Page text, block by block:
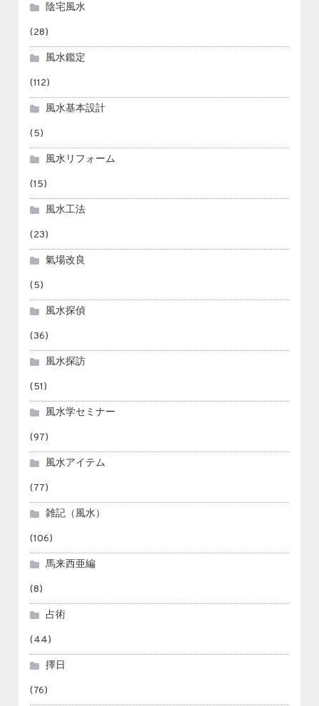
陰宅風水
(28)
風水鑑定
(112)
風水基本設計
(5)
風水リフォーム
(15)
風水工法
(23)
氣場改良
(5)
風水探偵
(36)
風水探訪
(51)
風水学セミナー
(97)
風水アイテム
(77)
雑記（風水）
(106)
馬来西亜編
(8)
占術
(44)
擇日
(76)